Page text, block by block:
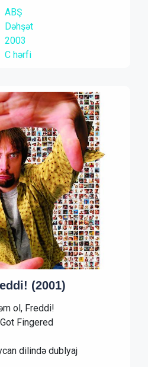
ABŞ
Dəhşət
2003
C hərfi
(2001)
ol, Freddi!
Fingered
dilində dublyaj